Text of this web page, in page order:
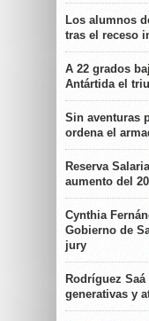
Los alumnos
tras el receso
A 22 grados
Antártida el
Sin aventuras
ordena el
Reserva
aumento del
Cynthia
Gobierno de
jury
Rodríguez
generativas y